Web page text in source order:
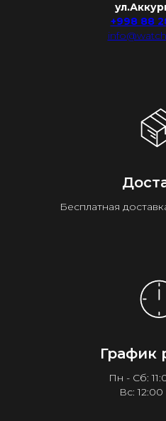
+998 88
Бесплатная
График
Пн - Сб:
Вс: